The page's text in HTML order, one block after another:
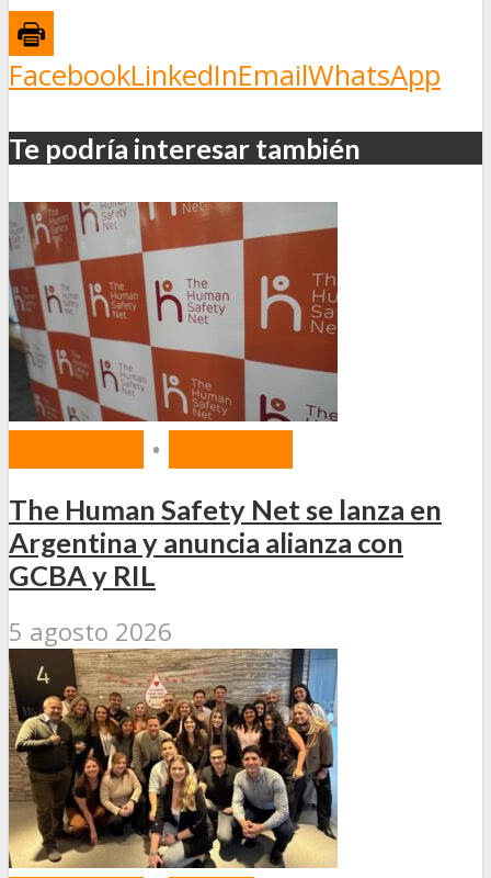
FacebookLinkedInEmailWhatsApp
Te podría interesar también
•
The Human Safety Net se lanza en
Argentina y anuncia alianza con
GCBA y RIL
5 agosto 2026